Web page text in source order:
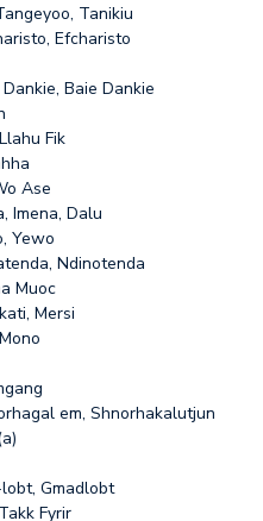
Tanikiu
Efcharisto
Baie Dankie
Fik
Ase
Imena, Dalu
Yewo
Ndinotenda
Muoc
Mersi
em, Shnorhakalutjun
Gmadlobt
Fyrir